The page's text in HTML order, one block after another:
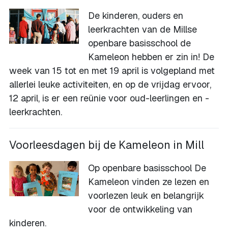
De kinderen, ouders en
leerkrachten van de Millse
openbare basisschool de
Kameleon hebben er zin in! De
week van 15 tot en met 19 april is volgepland met
allerlei leuke activiteiten, en op de vrijdag ervoor,
12 april, is er een reünie voor oud-leerlingen en -
leerkrachten.
Voorleesdagen bij de Kameleon in Mill
Op openbare basisschool De
Kameleon vinden ze lezen en
voorlezen leuk en belangrijk
voor de ontwikkeling van
kinderen.